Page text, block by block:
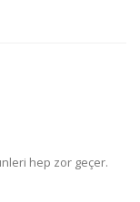
hep zor geçer.